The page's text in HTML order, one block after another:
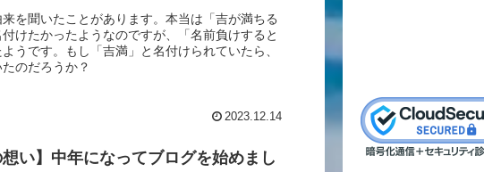
を聞いたことがあります。本当は「吉が満ちる
けたかったようなのですが、「名前負けすると
うです。もし「吉満」と名付けられていたら、
のだろうか？
2023.12.14
想い】中年になってブログを始めまし